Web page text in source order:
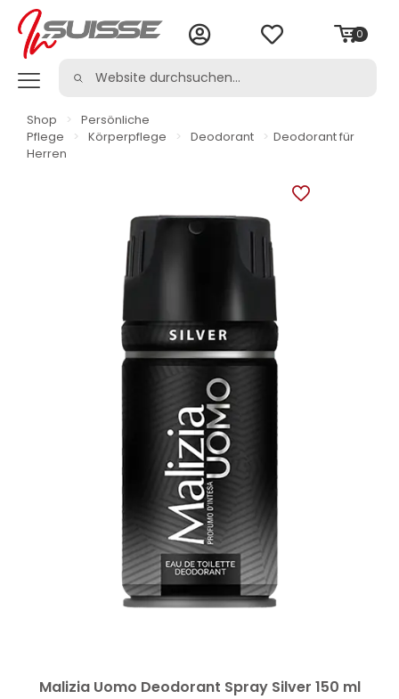
0
Shop >
Persönliche
Pflege
> Körperpflege > Deodorant > Deodorant für
Herren
Malizia Uomo Deodorant Spray Silver 150 ml